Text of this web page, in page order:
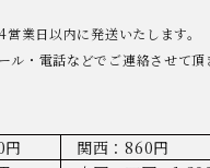
営業日以内に発送いたします。
ル・電話などでご連絡させて頂
円
関西：860円